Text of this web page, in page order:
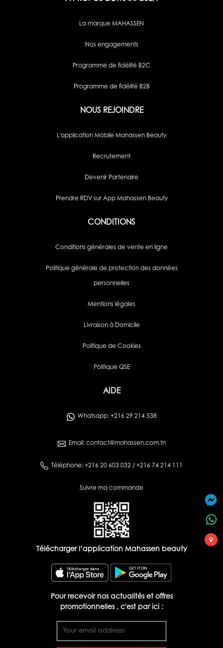
La marque MAHASSEN
Nos engagements
Programme de fidélité B2C
Programme de fidélité B2B
NOUS REJOINDRE
L'application Mobile Mahassen Beauty
Recrutement
Devenir Partenaire
Prendre RDV sur App Mahassen Beauty
CONDITIONS
Conditions générales de vente en ligne
Politique générale de protection des données
personnelles
Mentions légales
Livraison à Domicile
Politique de Cookies
Politique QSE
AIDE
Whatsapp: +216 29 214 538
Email: contact@mahassen.com.tn
Téléphone: +216 20 603 032 / +216 74 214 111
Suivre ma commande
Télécharger l’application Mahassen beauty
Pour recevoir nos actualités et offres
promotionnelles , c'est par ici :